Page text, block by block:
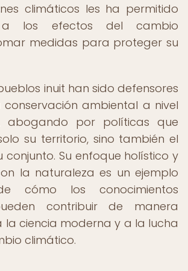
climáticos les ha permitido
a los efectos del cambio
medidas para proteger su
inuit han sido defensores
ambiental a nivel
abogando por políticas que
su territorio, sino también el
conjunto. Su enfoque holístico y
la naturaleza es un ejemplo
cómo los conocimientos
contribuir de manera
la ciencia moderna y a la lucha
climático.